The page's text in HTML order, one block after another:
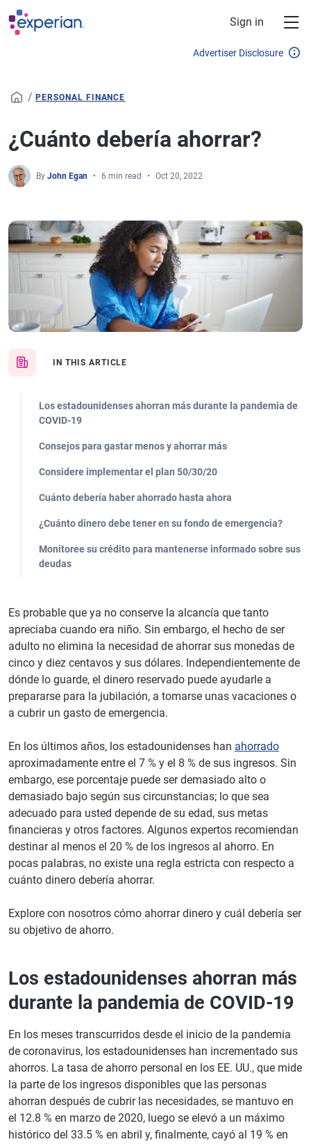
Skip to main content
Sign in
Advertiser Disclosure
/ PERSONAL FINANCE
¿Cuánto debería ahorrar?
By John Egan 6 min read Oct 20, 2022
IN THIS ARTICLE
Los estadounidenses ahorran más durante la pandemia de
COVID-19
Consejos para gastar menos y ahorrar más
Considere implementar el plan 50/30/20
Cuánto debería haber ahorrado hasta ahora
¿Cuánto dinero debe tener en su fondo de emergencia?
Monitoree su crédito para mantenerse informado sobre sus
deudas
Es probable que ya no conserve la alcancía que tanto
apreciaba cuando era niño. Sin embargo, el hecho de ser
adulto no elimina la necesidad de ahorrar sus monedas de
cinco y diez centavos y sus dólares. Independientemente de
dónde lo guarde, el dinero reservado puede ayudarle a
prepararse para la jubilación, a tomarse unas vacaciones o
a cubrir un gasto de emergencia.
En los últimos años, los estadounidenses han ahorrado
aproximadamente entre el 7 % y el 8 % de sus ingresos. Sin
embargo, ese porcentaje puede ser demasiado alto o
demasiado bajo según sus circunstancias; lo que sea
adecuado para usted depende de su edad, sus metas
financieras y otros factores. Algunos expertos recomiendan
destinar al menos el 20 % de los ingresos al ahorro. En
pocas palabras, no existe una regla estricta con respecto a
cuánto dinero debería ahorrar.
Explore con nosotros cómo ahorrar dinero y cuál debería ser
su objetivo de ahorro.
Los estadounidenses ahorran más
durante la pandemia de COVID-19
En los meses transcurridos desde el inicio de la pandemia
de coronavirus, los estadounidenses han incrementado sus
ahorros. La tasa de ahorro personal en los EE. UU., que mide
la parte de los ingresos disponibles que las personas
ahorran después de cubrir las necesidades, se mantuvo en
el 12.8 % en marzo de 2020, luego se elevó a un máximo
histórico del 33.5 % en abril y, finalmente, cayó al 19 % en